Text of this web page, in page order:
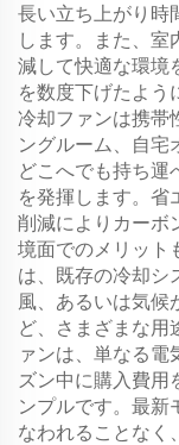
長い立ち上がり時
します。また、室
減して快適な環境
を数度下げたよう
冷却ファンは携帯
ングルーム、自宅
どこへでも持ち運
を発揮します。省
削減によりカーボ
境面でのメリット
は、既存の冷却シ
風、あるいは気候
ど、さまざまな用
ァンは、単なる電
ズン中に購入費用
ンプルです。最新
なわれることなく